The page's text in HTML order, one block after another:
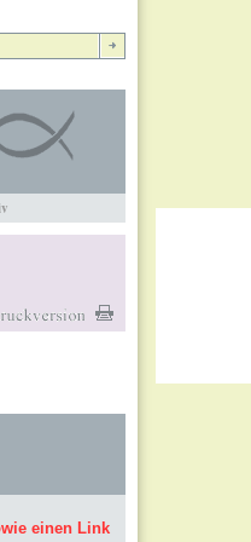
einen Link